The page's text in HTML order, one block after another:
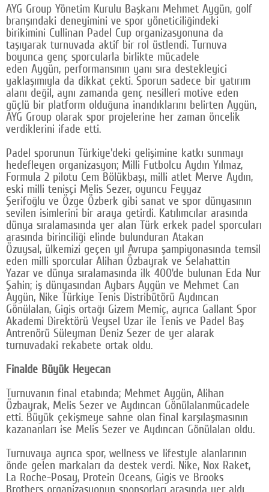
Google Plus
© 2026 TÜM HAKLARI SAKLIDIR
AYG Group Yönetim Kurulu Başkanı Mehmet Aygün, golf
branşındaki deneyimini ve spor yöneticiliğindeki
birikimini Cullinan Padel Cup organizasyonuna da
taşıyarak turnuvada aktif bir rol üstlendi. Turnuva
boyunca genç sporcularla birlikte mücadele
eden Aygün, performansının yanı sıra destekleyici
yaklaşımıyla da dikkat çekti. Sporun sadece bir yatırım
alanı değil, aynı zamanda genç nesilleri motive eden
güçlü bir platform olduğuna inandıklarını belirten Aygün,
AYG Group olarak spor projelerine her zaman öncelik
verdiklerini ifade etti.
Padel sporunun Türkiye'deki gelişimine katkı sunmayı
hedefleyen organizasyon; Milli Futbolcu Aydın Yılmaz,
Formula 2 pilotu Cem Bölükbaşı, milli atlet Merve Aydın,
eski milli tenisçi Melis Sezer, oyuncu Feyyaz
Şerifoğlu ve Özge Özberk gibi sanat ve spor dünyasının
sevilen isimlerini bir araya getirdi. Katılımcılar arasında
dünya sıralamasında yer alan Türk erkek padel sporcuları
arasında birinciliği elinde bulunduran Atakan
Özuysal, ülkemizi geçen yıl Avrupa şampiyonasında temsil
eden milli sporcular Alihan Özbayrak ve Selahattin
Yazar ve dünya sıralamasında ilk 400’de bulunan Eda Nur
Şahin; iş dünyasından Aybars Aygün ve Mehmet Can
Aygün, Nike Türkiye Tenis Distribütörü Aydıncan
Gönülalan, Gigis ortağı Gizem Memiç, ayrıca Gallant Spor
Akademi Direktörü Veysel Uzar ile Tenis ve Padel Baş
Antrenörü Süleyman Deniz Sezer de yer alarak
turnuvadaki rekabete ortak oldu.
Finalde Büyük Heyecan
Turnuvanın final etabında; Mehmet Aygün, Alihan
Özbayrak, Melis Sezer ve Aydıncan Gönülalanmücadele
etti. Büyük çekişmeye sahne olan final karşılaşmasının
kazananları ise Melis Sezer ve Aydıncan Gönülalan oldu.
Turnuvaya ayrıca spor, wellness ve lifestyle alanlarının
önde gelen markaları da destek verdi. Nike, Nox Raket,
La Roche-Posay, Protein Oceans, Gigis ve Brooks
Brothers organizasyonun sponsorları arasında yer aldı.